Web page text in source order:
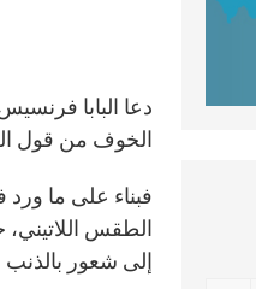
دعا البابا
الخوف من قول
فبناء على ما
الطقس
إلى شعور